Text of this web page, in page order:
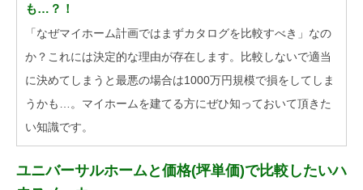
も…？！
「なぜマイホーム計画ではまずカタログを比較すべき」なの
か？これには決定的な理由が存在します。比較しないで適当
に決めてしまうと最悪の場合は1000万円規模で損をしてしま
うかも…。マイホームを建てる方にぜひ知っておいて頂きた
い知識です。
ユニバーサルホームと価格(坪単価)で比較したいハ